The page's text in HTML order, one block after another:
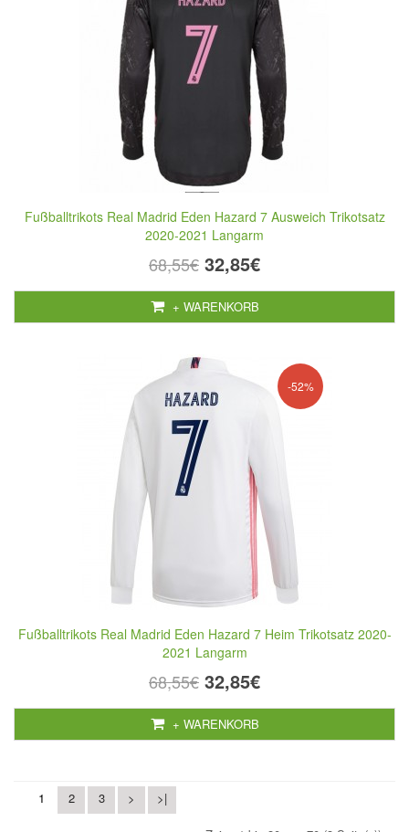
Fußballtrikots Real Madrid Eden Hazard 7 Ausweich Trikotsatz
2020-2021 Langarm
68,55€ 32,85€
+ WARENKORB
-52%
Fußballtrikots Real Madrid Eden Hazard 7 Heim Trikotsatz 2020-
2021 Langarm
68,55€ 32,85€
+ WARENKORB
1 2 3 > >|